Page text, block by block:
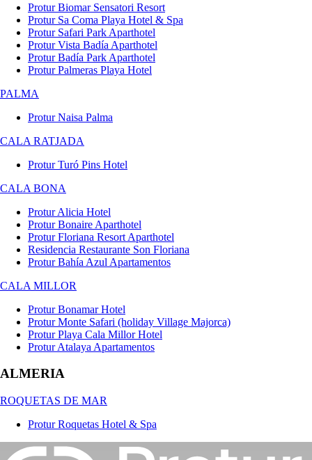
Protur Biomar Sensatori Resort
Protur Sa Coma Playa Hotel & Spa
Protur Safari Park Aparthotel
Protur Vista Badía Aparthotel
Protur Badía Park Aparthotel
Protur Palmeras Playa Hotel
PALMA
Protur Naisa Palma
CALA RATJADA
Protur Turó Pins Hotel
CALA BONA
Protur Alicia Hotel
Protur Bonaire Aparthotel
Protur Floriana Resort Aparthotel
Residencia Restaurante Son Floriana
Protur Bahía Azul Apartamentos
CALA MILLOR
Protur Bonamar Hotel
Protur Monte Safari (holiday Village Majorca)
Protur Playa Cala Millor Hotel
Protur Atalaya Apartamentos
ALMERIA
ROQUETAS DE MAR
Protur Roquetas Hotel & Spa